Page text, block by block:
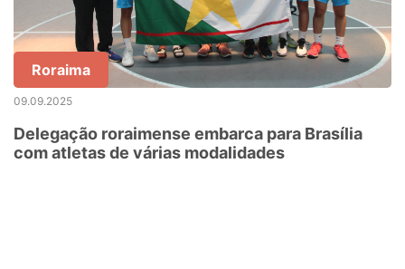
Roraima
09.09.2025
Delegação roraimense embarca para Brasília
com atletas de várias modalidades